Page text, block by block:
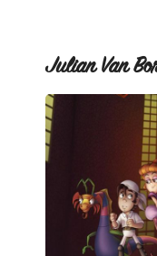
Julian Van